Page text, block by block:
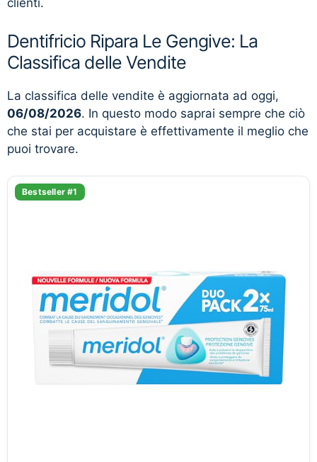
clienti.
Dentifricio Ripara Le Gengive: La
Classifica delle Vendite
La classifica delle vendite è aggiornata ad oggi,
06/08/2026. In questo modo saprai sempre che ciò
che stai per acquistare è effettivamente il meglio che
puoi trovare.
Bestseller #1